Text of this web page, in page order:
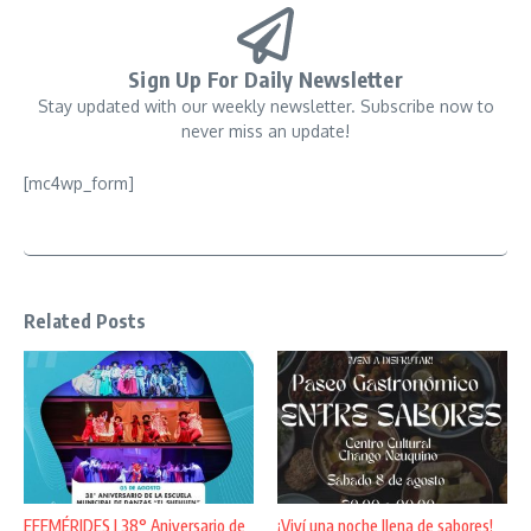
Sign Up For Daily Newsletter
Stay updated with our weekly newsletter. Subscribe now to
never miss an update!
[mc4wp_form]
Related Posts
EFEMÉRIDES | 38° Aniversario de ¡Viví una noche llena de sabores!